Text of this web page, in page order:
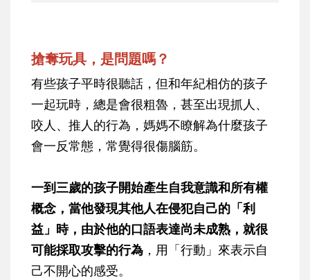
搶奪玩具，是問題嗎？
有些孩子平時很聽話，但和年紀相仿的孩子
一起玩時，總是會很粗魯，甚至出現抓人、
咬人、推人的行為，媽媽不瞭解為什麼孩子
會一反常態，常覺得很傷腦筋。
一到三歲的孩子開始產生自我意識和所有權
概念，當他發現其他人在侵犯自己的「利
益」時，由於他的口語表達尚未成熟，就很
可能採取攻擊的行為 ，用「行動」來表示自
己不開心的感受。